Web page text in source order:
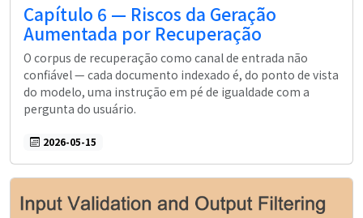
Capítulo 6 — Riscos da Geração
Aumentada por Recuperação
O corpus de recuperação como canal de entrada não
confiável — cada documento indexado é, do ponto de vista
do modelo, uma instrução em pé de igualdade com a
pergunta do usuário.
2026-05-15